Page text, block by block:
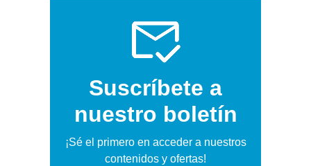
Suscríbete a
nuestro boletín
¡Sé el primero en acceder a nuestros
contenidos y ofertas!